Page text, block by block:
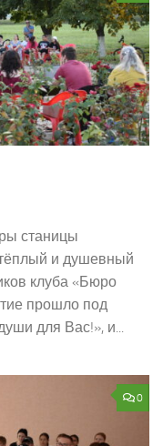
станицы
и душевный
клуба «Бюро
прошло под
для Вас!», и...
0